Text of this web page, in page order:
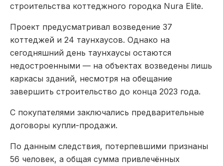
строительства коттеджного городка Nura Elite.
Проект предусматривал возведение 37
коттеджей и 24 таунхаусов. Однако на
сегодняшний день таунхаусы остаются
недостроенными — на объектах возведены лишь
каркасы зданий, несмотря на обещание
завершить строительство до конца 2023 года.
С покупателями заключались предварительные
договоры купли-продажи.
По данным следствия, потерпевшими признаны
56 человек, а общая сумма привлечённых